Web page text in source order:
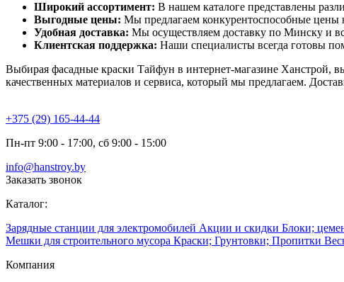
Широкий ассортимент: В нашем каталоге представлены
Выгодные цены: Мы предлагаем конкурентоспособные цены
Удобная доставка: Мы осуществляем доставку по Минску и
Клиентская поддержка: Наши специалисты всегда готовы
Выбирая фасадные краски Тайфун в интернет-магазине Ханстрой,
качественных материалов и сервиса, который мы предлагаем.
+375 (29) 165-44-44
Пн-пт 9:00 - 17:00, сб 9:00 - 15:00
info@hanstroy.by
Заказать звонок
Каталог:
Зарядные станции для электромобилей Акции и скидки Блоки;
Мешки для строительного мусора Краски; Грунтовки; Пропитки
Компания